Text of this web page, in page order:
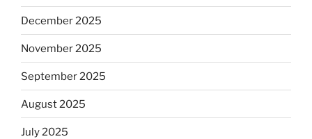
December 2025
November 2025
September 2025
August 2025
July 2025